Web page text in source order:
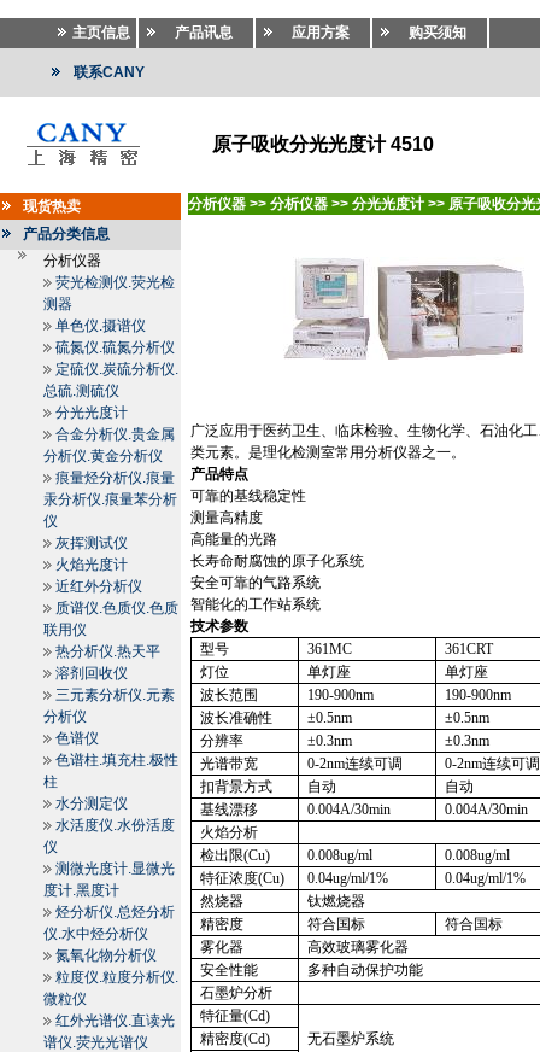
主页信息 产品讯息 应用方案 购买须知
联系CANY
原子吸收分光光度计 4510
现货热卖
产品分类信息
分析仪器
荧光检测仪.荧光检
测器
单色仪.摄谱仪
硫氮仪.硫氮分析仪
定硫仪.炭硫分析仪.
总硫.测硫仪
分光光度计
合金分析仪.贵金属
分析仪.黄金分析仪
痕量烃分析仪.痕量
汞分析仪.痕量苯分析
仪
灰挥测试仪
火焰光度计
近红外分析仪
质谱仪.色质仪.色质
联用仪
热分析仪.热天平
溶剂回收仪
三元素分析仪.元素
分析仪
色谱仪
色谱柱.填充柱.极性
柱
水分测定仪
水活度仪.水份活度
仪
测微光度计.显微光
度计.黑度计
烃分析仪.总烃分析
仪.水中烃分析仪
氮氧化物分析仪
粒度仪.粒度分析仪.
微粒仪
红外光谱仪.直读光
谱仪.荧光光谱仪
分析仪器 >> 分析仪器 >> 分光光度计 >> 原子吸收分光
广泛应用于医药卫生、临床检验、生物化学、石油化
类元素。是理化检测室常用分析仪器之一。
产品特点
可靠的基线稳定性
测量高精度
高能量的光路
长寿命耐腐蚀的原子化系统
安全可靠的气路系统
智能化的工作站系统
技术参数
型号
361MC
361CRT
灯位
单灯座
单灯座
波长范围
190-900nm
190-900nm
波长准确性
±0.5nm
±0.5nm
分辨率
±0.3nm
±0.3nm
光谱带宽
0-2nm连续可调 0-2nm连续可调
扣背景方式
自动
自动
基线漂移
0.004A/30min 0.004A/30min
火焰分析
检出限(Cu) 0.008ug/ml
0.008ug/ml
特征浓度(Cu) 0.04ug/ml/1%
0.04ug/ml/1%
然烧器
钛燃烧器
精密度
符合国标
符合国标
雾化器
高效玻璃雾化器
安全性能
多种自动保护功能
石墨炉分析
特征量(Cd)
无石墨炉系统
精密度(Cd)